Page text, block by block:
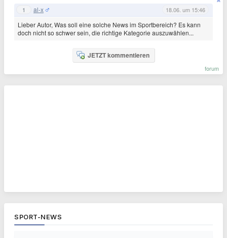
1 al-x 18.06. um 15:46
Lieber Autor, Was soll eine solche News im Sportbereich? Es kann
doch nicht so schwer sein, die richtige Kategorie auszuwählen...
JETZT kommentieren
forum
SPORT-NEWS